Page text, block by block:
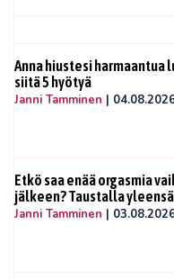
Anna hiustesi
siitä 5 hyötyä
Janni Tamminen |
Etkö saa enää orgasmia
jälkeen? Taustalla yleensä
Janni Tamminen |